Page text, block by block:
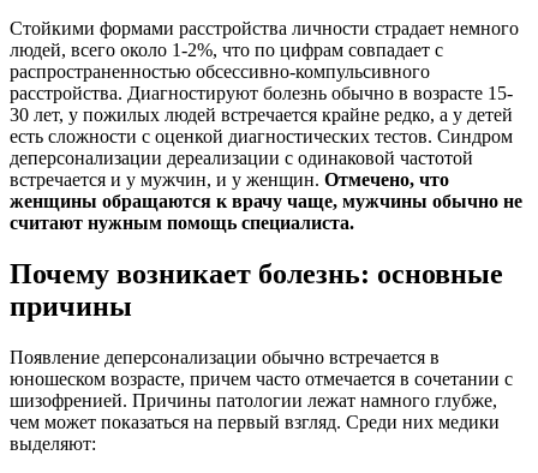
Стойкими формами расстройства личности страдает немного
людей, всего около 1-2%, что по цифрам совпадает с
распространенностью обсессивно-компульсивного
расстройства. Диагностируют болезнь обычно в возрасте 15-
30 лет, у пожилых людей встречается крайне редко, а у детей
есть сложности с оценкой диагностических тестов. Синдром
деперсонализации дереализации с одинаковой частотой
встречается и у мужчин, и у женщин. Отмечено, что
женщины обращаются к врачу чаще, мужчины обычно не
считают нужным помощь специалиста.
Почему возникает болезнь: основные
причины
Появление деперсонализации обычно встречается в
юношеском возрасте, причем часто отмечается в сочетании с
шизофренией. Причины патологии лежат намного глубже,
чем может показаться на первый взгляд. Среди них медики
выделяют: